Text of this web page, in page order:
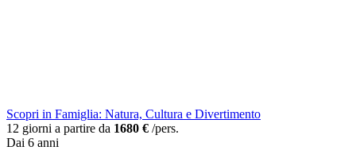
Scopri in Famiglia: Natura, Cultura e Divertimento
12 giorni a partire da 1680 € /pers.
Dai 6 anni